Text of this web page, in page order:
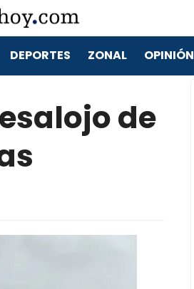
DEPORTES ZONAL OPINIÓN
de